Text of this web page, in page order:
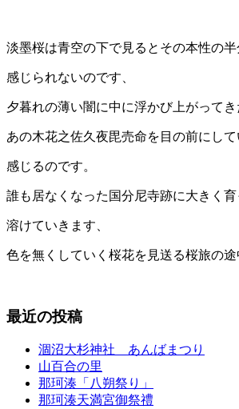
淡墨桜は青空の下で見るとその本性の半
感じられないのです、
夕暮れの薄い闇に中に浮かび上がってき
あの木花之佐久夜毘売命を目の前にし
感じるのです。
誰も居なくなった国分尼寺跡に大きく
溶けていきます、
色を無くしていく桜花を見送る桜旅の途
最近の投稿
涸沼大杉神社 あんばまつり
山百合の里
那珂湊「八朔祭り」
那珂湊天満宮御祭禮